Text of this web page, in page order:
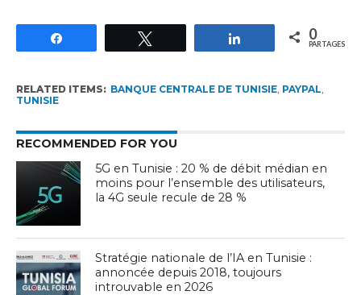
Partagez 0
PARTAGES
RELATED ITEMS: BANQUE CENTRALE DE TUNISIE, PAYPAL,
TUNISIE
RECOMMENDED FOR YOU
5G en Tunisie : 20 % de débit médian en
moins pour l’ensemble des utilisateurs,
la 4G seule recule de 28 %
Stratégie nationale de l’IA en Tunisie :
annoncée depuis 2018, toujours
introuvable en 2026